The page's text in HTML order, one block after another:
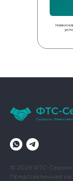
© 2026 ФТС-Сервис
Представленная на